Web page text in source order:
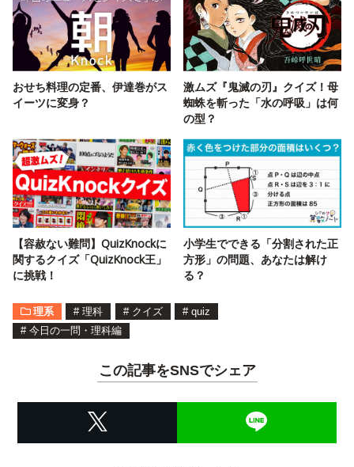
おせち料理の定番、伊達巻がス
イーツに変身？
激ムズ『鬼滅の刃』クイズ！母
蜘蛛を斬った「水の呼吸」は何
の型？
【容赦ない難問】QuizKnockに
関するクイズ「QuizKnock王」
に挑戦！
小学生でできる「分割された正
方形」の問題、あなたは解け
る？
理系 # 理科 # クイズ # quiz
# 今日の一問・理科編
この記事をSNSでシェア